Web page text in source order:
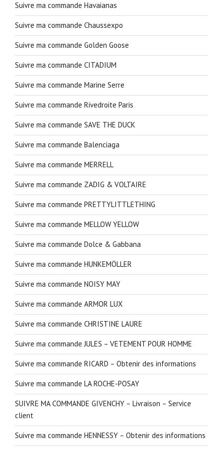
Suivre ma commande Havaianas
Suivre ma commande Chaussexpo
Suivre ma commande Golden Goose
Suivre ma commande CITADIUM
Suivre ma commande Marine Serre
Suivre ma commande Rivedroite Paris
Suivre ma commande SAVE THE DUCK
Suivre ma commande Balenciaga
Suivre ma commande MERRELL
Suivre ma commande ZADIG & VOLTAIRE
Suivre ma commande PRETTYLITTLETHING
Suivre ma commande MELLOW YELLOW
Suivre ma commande Dolce & Gabbana
Suivre ma commande HUNKEMÖLLER
Suivre ma commande NOISY MAY
Suivre ma commande ARMOR LUX
Suivre ma commande CHRISTINE LAURE
Suivre ma commande JULES – VETEMENT POUR HOMME
Suivre ma commande RICARD – Obtenir des informations
Suivre ma commande LA ROCHE-POSAY
SUIVRE MA COMMANDE GIVENCHY – Livraison – Service
client
Suivre ma commande HENNESSY – Obtenir des informations